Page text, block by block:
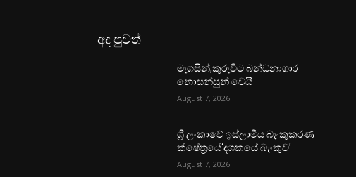
අද පුවත්
මැගසින්,කුරුවිට බන්ධනාගාර
නොසන්සුන් වෙයි
August 7, 2026
ශ්‍රී ලංකාවේ ඉස්ලාමීය බැංකුකරණ
ක්ෂේත්‍රයේ‘දශකයේ බැංකුව’
August 7, 2026